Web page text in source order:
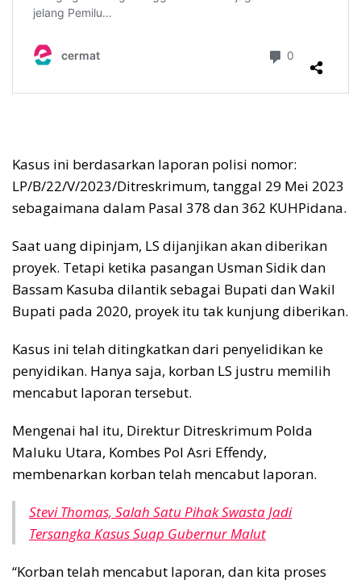
Kasus ini berdasarkan laporan polisi nomor:
LP/B/22/V/2023/Ditreskrimum, tanggal 29 Mei 2023
sebagaimana dalam Pasal 378 dan 362 KUHPidana.
Saat uang dipinjam, LS dijanjikan akan diberikan
proyek. Tetapi ketika pasangan Usman Sidik dan
Bassam Kasuba dilantik sebagai Bupati dan Wakil
Bupati pada 2020, proyek itu tak kunjung diberikan.
Kasus ini telah ditingkatkan dari penyelidikan ke
penyidikan. Hanya saja, korban LS justru memilih
mencabut laporan tersebut.
Mengenai hal itu, Direktur Ditreskrimum Polda
Maluku Utara, Kombes Pol Asri Effendy,
membenarkan korban telah mencabut laporan.
Stevi Thomas, Salah Satu Pihak Swasta Jadi
Tersangka Kasus Suap Gubernur Malut
“Korban telah mencabut laporan, dan kita proses